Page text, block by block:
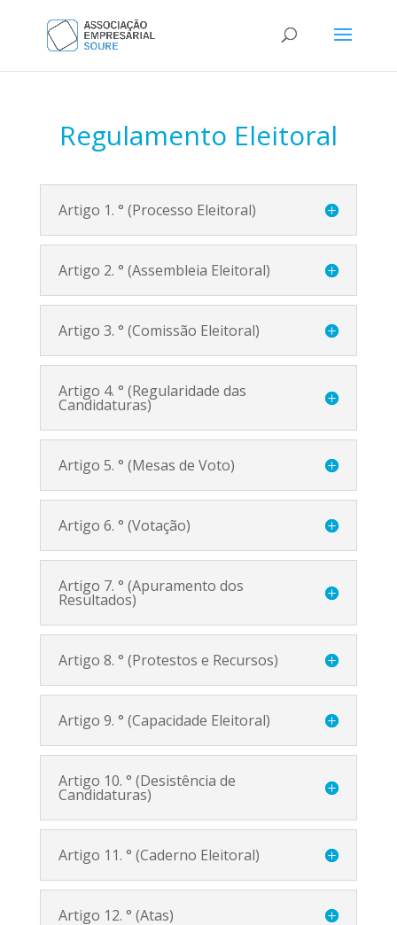
Regulamento Eleitoral
Artigo 1. ° (Processo Eleitoral)
Artigo 2. ° (Assembleia Eleitoral)
Artigo 3. ° (Comissão Eleitoral)
Artigo 4. ° (Regularidade das
Candidaturas)
Artigo 5. ° (Mesas de Voto)
Artigo 6. ° (Votação)
Artigo 7. ° (Apuramento dos
Resultados)
Artigo 8. ° (Protestos e Recursos)
Artigo 9. ° (Capacidade Eleitoral)
Artigo 10. ° (Desistência de
Candidaturas)
Artigo 11. ° (Caderno Eleitoral)
Artigo 12. ° (Atas)